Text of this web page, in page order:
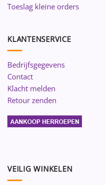
Toeslag kleine orders
KLANTENSERVICE
Bedrijfsgegevens
Contact
Klacht melden
Retour zenden
VEILIG WINKELEN